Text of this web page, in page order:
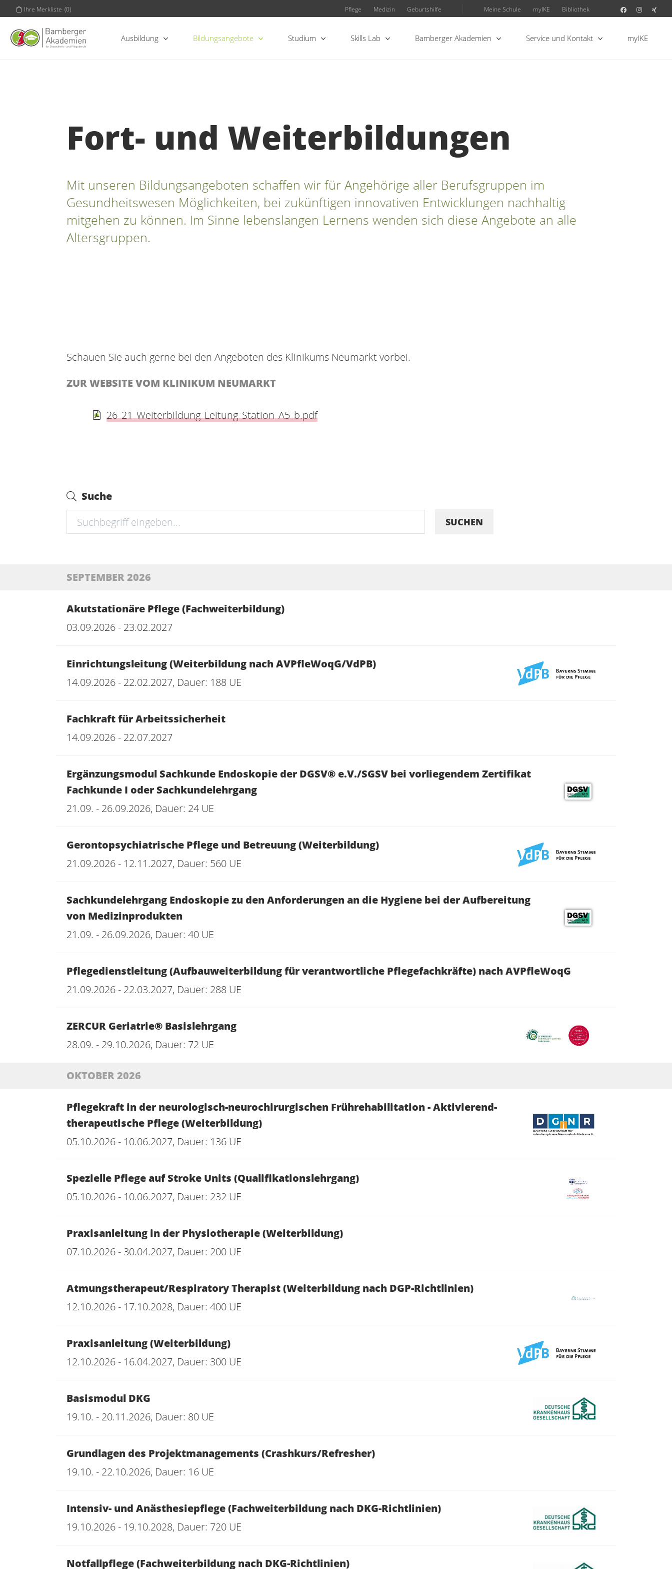
Ihre Merkliste (0) Pflege Medizin Geburtshilfe Meine Schule myIKE Bibliothek
Ausbildung Bildungsangebote Studium Skills Lab Bamberger Akademien Service und Kontakt myIKE
Fort- und Weiterbildungen
Mit unseren Bildungsangeboten schaffen wir für Angehörige aller Berufsgruppen im
Gesundheitswesen Möglichkeiten, bei zukünftigen innovativen Entwicklungen nachhaltig
mitgehen zu können. Im Sinne lebenslangen Lernens wenden sich diese Angebote an alle
Altersgruppen.
Schauen Sie auch gerne bei den Angeboten des Klinikums Neumarkt vorbei.
ZUR WEBSITE VOM KLINIKUM NEUMARKT
26_21_Weiterbildung_Leitung_Station_A5_b.pdf
Suche
SUCHEN
SEPTEMBER 2026
Akutstationäre Pflege (Fachweiterbildung)
03.09.2026 - 23.02.2027
Einrichtungsleitung (Weiterbildung nach AVPfleWoqG/VdPB)
14.09.2026 - 22.02.2027, Dauer: 188 UE
Fachkraft für Arbeitssicherheit
14.09.2026 - 22.07.2027
Ergänzungsmodul Sachkunde Endoskopie der DGSV® e.V./SGSV bei vorliegendem Zertifikat
Fachkunde I oder Sachkundelehrgang
21.09. - 26.09.2026, Dauer: 24 UE
Gerontopsychiatrische Pflege und Betreuung (Weiterbildung)
21.09.2026 - 12.11.2027, Dauer: 560 UE
Sachkundelehrgang Endoskopie zu den Anforderungen an die Hygiene bei der Aufbereitung
von Medizinprodukten
21.09. - 26.09.2026, Dauer: 40 UE
Pflegedienstleitung (Aufbauweiterbildung für verantwortliche Pflegefachkräfte) nach AVPfleWoqG
21.09.2026 - 22.03.2027, Dauer: 288 UE
ZERCUR Geriatrie® Basislehrgang
28.09. - 29.10.2026, Dauer: 72 UE
OKTOBER 2026
Pflegekraft in der neurologisch-neurochirurgischen Frührehabilitation - Aktivierend-
therapeutische Pflege (Weiterbildung)
05.10.2026 - 10.06.2027, Dauer: 136 UE
Spezielle Pflege auf Stroke Units (Qualifikationslehrgang)
05.10.2026 - 10.06.2027, Dauer: 232 UE
Praxisanleitung in der Physiotherapie (Weiterbildung)
07.10.2026 - 30.04.2027, Dauer: 200 UE
Atmungstherapeut/Respiratory Therapist (Weiterbildung nach DGP-Richtlinien)
12.10.2026 - 17.10.2028, Dauer: 400 UE
Praxisanleitung (Weiterbildung)
12.10.2026 - 16.04.2027, Dauer: 300 UE
Basismodul DKG
19.10. - 20.11.2026, Dauer: 80 UE
Grundlagen des Projektmanagements (Crashkurs/Refresher)
19.10. - 22.10.2026, Dauer: 16 UE
Intensiv- und Anästhesiepflege (Fachweiterbildung nach DKG-Richtlinien)
19.10.2026 - 19.10.2028, Dauer: 720 UE
Notfallpflege (Fachweiterbildung nach DKG-Richtlinien)